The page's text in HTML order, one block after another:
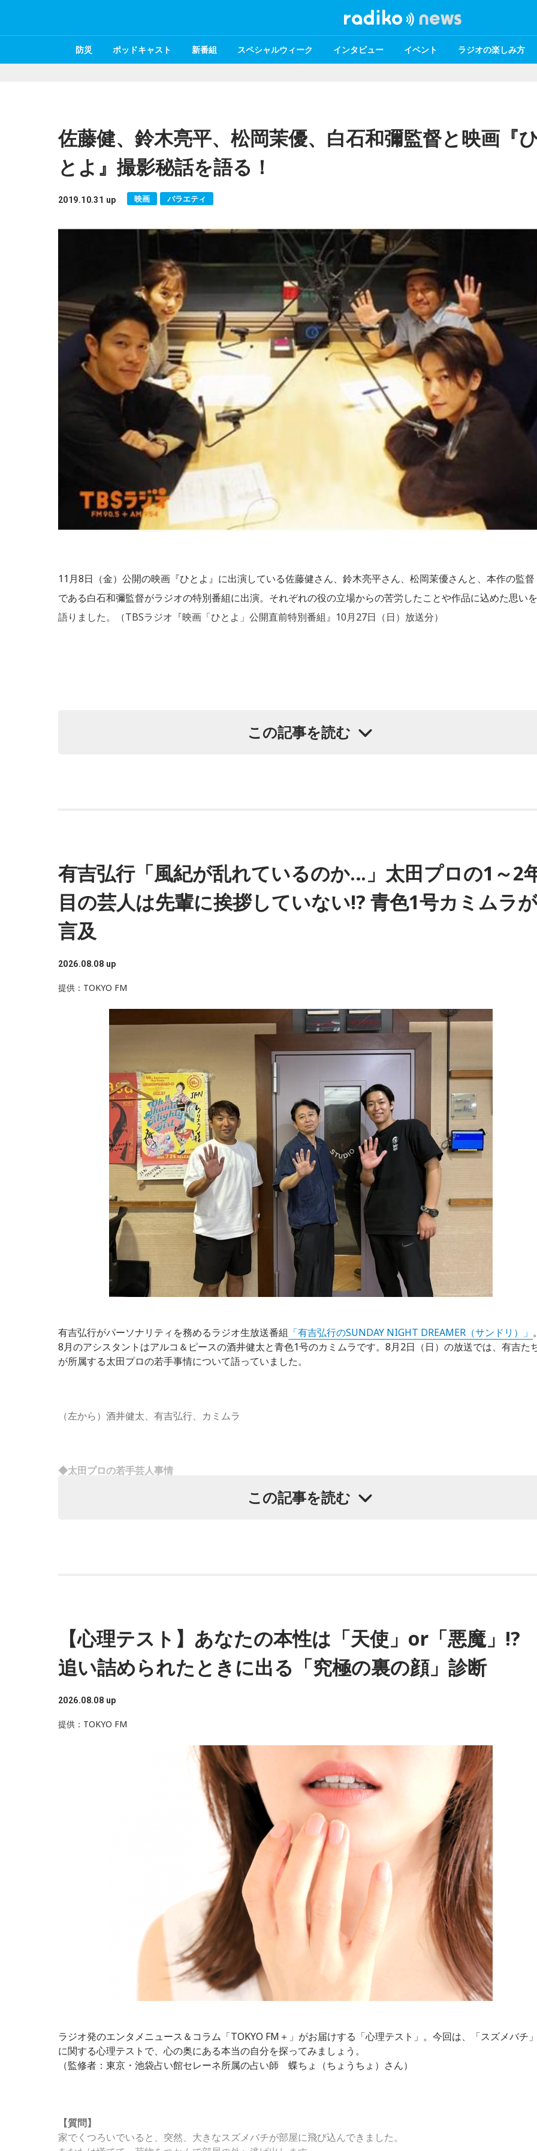
防災 ポッドキャスト 新番組 スペシャルウィーク インタビュー イベント ラジオの楽しみ方
佐藤健、鈴木亮平、松岡茉優、白石和彌監督と映画『
とよ』撮影秘話を語る！
2019.10.31 up 映画 バラエティ
11月8日（金）公開の映画『ひとよ』に出演している佐藤健さん、鈴木亮平さん、松岡茉優さんと、本作の監督
である白石和彌監督がラジオの特別番組に出演。それぞれの役の立場からの苦労したことや作品に込めた思いを
語りました。（TBSラジオ『映画「ひとよ」公開直前特別番組』10月27日（日）放送分）
この記事を読む
有吉弘行「風紀が乱れているのか…」太田プロの1～2
目の芸人は先輩に挨拶していない!? 青色1号カミムラが
言及
2026.08.08 up
提供：TOKYO FM
有吉弘行がパーソナリティを務めるラジオ生放送番組 「有吉弘行のSUNDAY NIGHT DREAMER（サンドリ）」 。
8月のアシスタントはアルコ＆ピースの酒井健太と青色1号のカミムラです。8月2日（日）の放送では、有吉た
が所属する太田プロの若手事情について語っていました。
（左から）酒井健太、有吉弘行、カミムラ
◆太田プロの若手芸人事情
有吉は、若手芸人と接する機会の多いカミムラに聞きたいことがあると切り出し、「賞レースで結果を残してい
カミムラは「こんなことを言うのもあれですけど、（ぐりんぴーすさんが）どういう先輩か分かっていないんだ
と思います」と正直に語ります。
それを受け、有吉は「でもさ、この世界に入ったら俺だって（若手の頃は）誰か分からない人にも一応挨拶する
挨拶をしない人間は時代的に増えていますね」とリアルな実情を明かします。
また、有吉は「吉本（興業）は縦がちゃんとしているじゃん。それは養成所でもそういう教えがあるんだろう
し、先輩からも受け継がれるからだと思うんだよね」と他事務所と比較しつつ、「太田プロはゆるいから……酒井
のせいで（笑）」と冗談交じりに言うと、酒井も「俺のせいじゃないと思いますけどね」とすぐさまツッコミを
番組名：有吉弘行のSUNDAY NIGHT DREAMER
放送エリア：TOKYO FMをのぞくJFN全国25局ネット
https://jfn-pods.com/program/27400
音声コンテンツプラットフォーム「JFN Pods」ではスペシャル音声も配信中！
この記事を読む
【心理テスト】あなたの本性は「天使」or「悪魔」!?
追い詰められたときに出る「究極の裏の顔」診断
2026.08.08 up
提供：TOKYO FM
ラジオ発のエンタメニュース＆コラム「TOKYO FM＋」がお届けする「心理テスト」。今回は、「スズメバチ」
に関する心理テストで、心の奥にある本当の自分を探ってみましょう。
（監修者：東京・池袋占い館セレーネ所属の占い師 蝶ちょ（ちょうちょ）さん）
【質問】
家でくつろいでいると、突然、大きなスズメバチが部屋に飛び込んできました。